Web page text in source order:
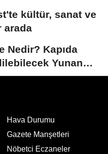
kültür, sanat ve
arada
Nedir? Kapıda
Yunan
Hava Durumu
Gazete Manşetleri
Nöbetci Eczaneler